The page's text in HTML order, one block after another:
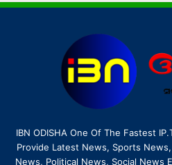
IBN ODISHA One Of The Fastest
Provide Latest News, Sports
News, Political News, Social News